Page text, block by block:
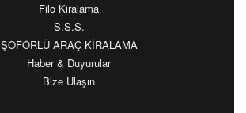
Filo Kiralama
S.S.S.
ŞOFÖRLÜ ARAÇ KİRALAMA
Haber & Duyurular
Bize Ulaşın